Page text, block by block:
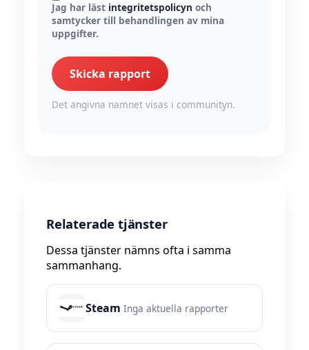
Jag har läst integritetspolicyn och
samtycker till behandlingen av mina
uppgifter.
Skicka rapport
Det angivna namnet visas i communityn.
Relaterade tjänster
Dessa tjänster nämns ofta i samma
sammanhang.
Steam Inga aktuella rapporter